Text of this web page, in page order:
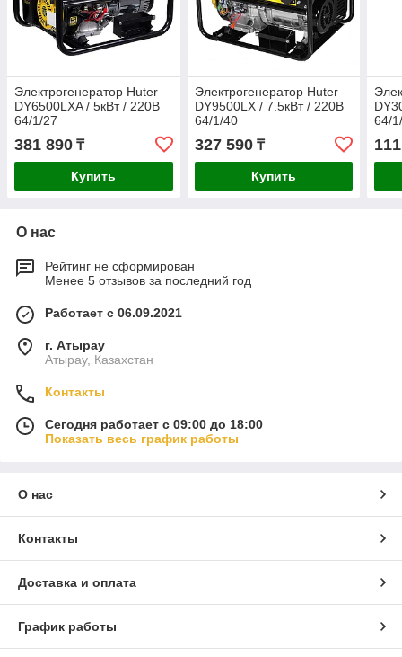
Электрогенератор Huter
DY6500LXA / 5кВт / 220В
64/1/27
381 890 ₸
Купить
Электрогенератор Huter
DY9500LХ / 7.5кВт / 220В
64/1/40
327 590₸
Купить
64/
О нас
Рейтинг не сформирован
Менее 5 отзывов за последний год
Работает с 06.09.2021
г. Атырау
Атырау, Казахстан
Контакты
Сегодня работает с 09:00 до 18:00
Показать весь график работы
О нас
Контакты
Доставка и оплата
График работы